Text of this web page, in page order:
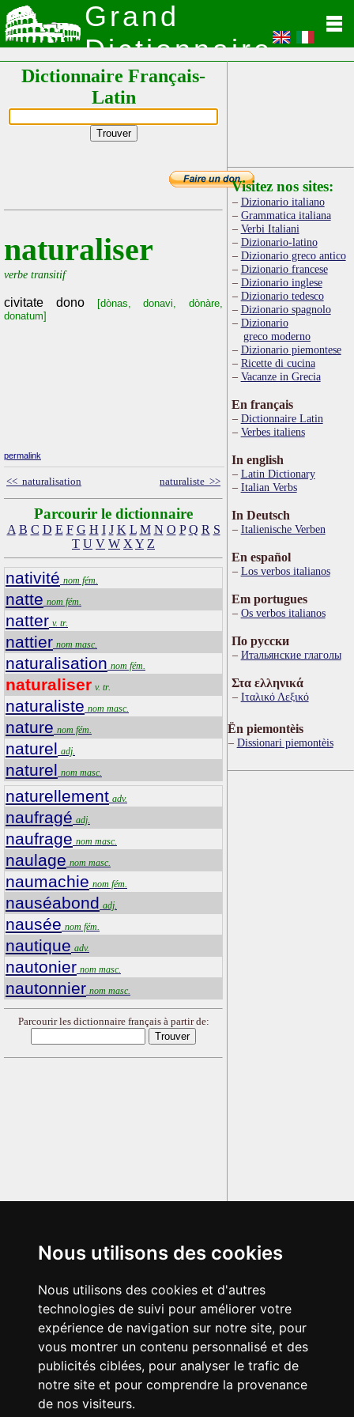
Nous utilisons des cookies
Nous utilisons des cookies et d'autres
technologies de suivi pour améliorer votre
expérience de navigation sur notre site, pour
vous montrer un contenu personnalisé et des
publicités ciblées, pour analyser le trafic de
notre site et pour comprendre la provenance
de nos visiteurs.
Grand
Dictionnaire
Latin
Dictionnaire Français-
Latin
naturaliser
verbe transitif
civitate dono
[dònas, donavi, dònàre,
donatum]
permalink
<< naturalisation naturaliste >>
Parcourir le dictionnaire
A B C D E F G H I J K L M N O P Q R S
T U V W X Y Z
nativité nom fém.
natte nom fém.
natter v. tr.
nattier nom masc.
naturalisation nom fém.
naturaliser v. tr.
naturaliste nom masc.
nature nom fém.
naturel adj.
naturel nom masc.
naturellement adv.
naufragé adj.
naufrage nom masc.
naulage nom masc.
naumachie nom fém.
nauséabond adj.
nausée nom fém.
nautique adv.
nautonier nom masc.
nautonnier nom masc.
Parcourir les dictionnaire français à partir de:
Visitez nos sites:
Dizionario italiano
Grammatica italiana
Verbi Italiani
Dizionario-latino
Dizionario greco antico
Dizionario francese
Dizionario inglese
Dizionario tedesco
Dizionario spagnolo
Dizionario
greco moderno
Dizionario piemontese
Ricette di cucina
Vacanze in Grecia
En français
Dictionnaire Latin
Verbes italiens
In english
Latin Dictionary
Italian Verbs
In Deutsch
Italienische Verben
En español
Los verbos italianos
Em portugues
Os verbos italianos
По русски
Итальянские глаголы
Στα ελληνικά
Ιταλικό Λεξικό
Ën piemontèis
Dissionari piemontèis